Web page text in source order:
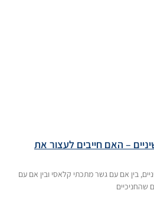
– האם חייבים לעצור את
בין אם עם גשר מתכתי קלאסי ובין אם עם
שהחניכיים